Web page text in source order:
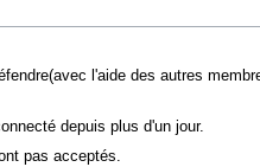
l'aide des autres
depuis plus d'un jour.
pas acceptés.